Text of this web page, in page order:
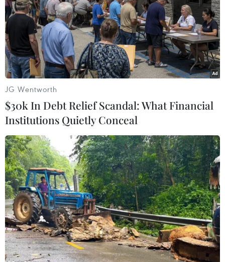
Theo dõi VietnamPlus
Trong một quyết định được coi là bước thụt lùi
trong xu thế phát triển quan hệ song phương thời
gian qua, Tổng thống Donald Trump đã công bố
một số thay đổi trong chính sách của Mỹ đối với
Cuba.
Play
Video
Phát biểu khi tới thăm thành phố Miami ở tiểu
JG Wentworth
$30k In Debt Relief Scandal: What Financial
Institutions Quietly Conceal